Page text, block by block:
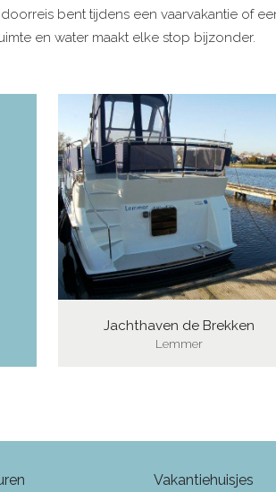
bent tijdens een vaarvakantie of
en water maakt elke stop bijzonder.
Jachthaven de Brekken
Lemmer
Vakantiehuisjes